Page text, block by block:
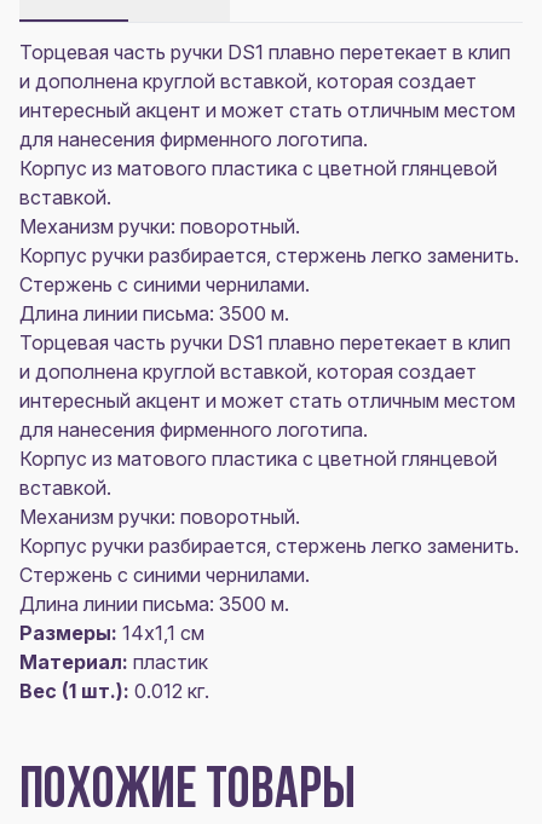
Торцевая часть ручки DS1 плавно перетекает в клип
и дополнена круглой вставкой, которая создает
интересный акцент и может стать отличным местом
для нанесения фирменного логотипа.
Корпус из матового пластика с цветной глянцевой
вставкой.
Механизм ручки: поворотный.
Корпус ручки разбирается, стержень легко заменить.
Стержень с синими чернилами.
Длина линии письма: 3500 м.
Торцевая часть ручки DS1 плавно перетекает в клип
и дополнена круглой вставкой, которая создает
интересный акцент и может стать отличным местом
для нанесения фирменного логотипа.
Корпус из матового пластика с цветной глянцевой
вставкой.
Механизм ручки: поворотный.
Корпус ручки разбирается, стержень легко заменить.
Стержень с синими чернилами.
Длина линии письма: 3500 м.
Размеры: 14х1,1 см
Материал: пластик
Вес (1 шт.): 0.012 кг.
ПОХОЖИЕ ТОВАРЫ